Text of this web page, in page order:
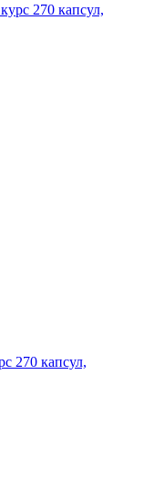
270 капсул,
270 капсул,